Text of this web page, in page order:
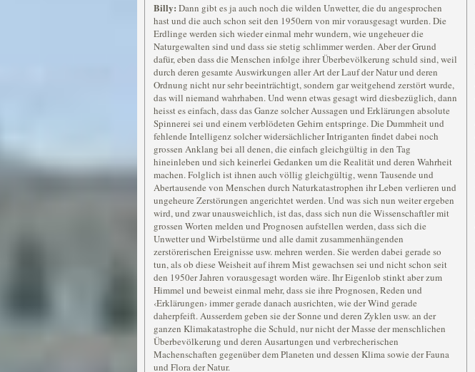
Billy: Dann gibt es ja auch noch die wilden Unwetter, die du angesprochen
hast und die auch schon seit den 1950ern von mir vorausgesagt wurden. Die
Erdlinge werden sich wieder einmal mehr wundern, wie ungeheuer die
Naturgewalten sind und dass sie stetig schlimmer werden. Aber der Grund
dafür, eben dass die Menschen infolge ihrer Überbevölkerung schuld sind, weil
durch deren gesamte Auswirkungen aller Art der Lauf der Natur und deren
Ordnung nicht nur sehr beeinträchtigt, sondern gar weitgehend zerstört wurde,
das will niemand wahrhaben. Und wenn etwas gesagt wird diesbezüglich, dann
heisst es einfach, dass das Ganze solcher Aussagen und Erklärungen absolute
Spinnerei sei und einem verblödeten Gehirn entspringe. Die Dummheit und
fehlende Intelligenz solcher widersächlicher Intriganten findet dabei noch
grossen Anklang bei all denen, die einfach gleichgültig in den Tag
hineinleben und sich keinerlei Gedanken um die Realität und deren Wahrheit
machen. Folglich ist ihnen auch völlig gleichgültig, wenn Tausende und
Abertausende von Menschen durch Naturkatastrophen ihr Leben verlieren und
ungeheure Zerstörungen angerichtet werden. Und was sich nun weiter ergeben
wird, und zwar unausweichlich, ist das, dass sich nun die Wissenschaftler mit
grossen Worten melden und Prognosen aufstellen werden, dass sich die
Unwetter und Wirbelstürme und alle damit zusammenhängenden
zerstörerischen Ereignisse usw. mehren werden. Sie werden dabei gerade so
tun, als ob diese Weisheit auf ihrem Mist gewachsen sei und nicht schon seit
den 1950er Jahren vorausgesagt worden wäre. Ihr Eigenlob stinkt aber zum
Himmel und beweist einmal mehr, dass sie ihre Prognosen, Reden und
‹Erklärungen› immer gerade danach ausrichten, wie der Wind gerade
daherpfeift. Ausserdem geben sie der Sonne und deren Zyklen usw. an der
ganzen Klimakatastrophe die Schuld, nur nicht der Masse der menschlichen
Überbevölkerung und deren Ausartungen und verbrecherischen
Machenschaften gegenüber dem Planeten und dessen Klima sowie der Fauna
und Flora der Natur.